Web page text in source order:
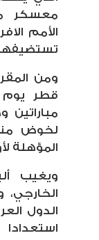
معسكر
ومن
قطر يوم
مباراتين
لخوض
المؤهلة
ويغيب
الدول